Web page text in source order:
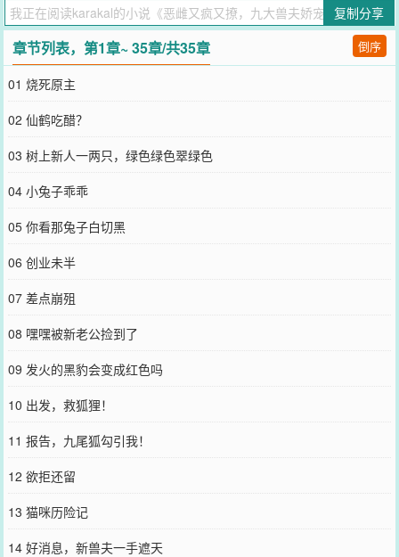
身散发着生人勿近的冰山寒气，亮出利爪恨不得将她立刻捕杀。“祁念
安，你没有心。”仙鹤嗔痴不绝，一心扑在工作上，坚不可摧，伤痕累
累。“雌主，余只是按规办事，您还有何不满？”从天而降的黑皮阳光
黑豹美男，实则是寻仇的噬命阎罗，开朗潇洒的外表下，一颗心支离
破碎。娇软白兔甜美温柔，奈何心狠手辣脾气暴躁，他忠心耿耿，又
深陷泥潭。居家直男灰狼，妖娆妩媚蝎子，腾云阳刚蛟龙，病娇阴湿
人鱼……什么？九个美男在侧肆意人生？不存在的，你拿的是地狱难
度的攻略剧本谢谢。九大美男爱上我？祁念安只想找个楼跳。系统：
不可以哦～只有完成攻略，你才有机会回家，否则你会被彻底抹杀谢
谢。系统：对啦，九个人里，还有一位背叛者，在他毁灭世界之前，
请尽快完成攻略！
您要是觉得《
恶雌又疯又撩，九大兽夫娇宠上天
忘记向您QQ群和微博微信里的朋友推荐哦！
复制分享
章节列表，第1章~ 35章/共35章 倒序
01 烧死原主
02 仙鹤吃醋？
03 树上新人一两只，绿色绿色翠绿色
04 小兔子乖乖
05 你看那兔子白切黑
06 创业未半
07 差点崩殂
08 嘿嘿被新老公捡到了
09 发火的黑豹会变成红色吗
10 出发，救狐狸！
11 报告，九尾狐勾引我！
12 欲拒还留
13 猫咪历险记
14 好消息，新兽夫一手遮天